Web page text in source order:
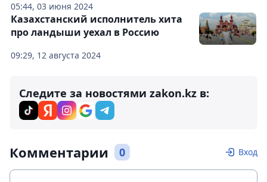
05:44, 03 июня 2024
09:29, 12 августа 2024
Казахстанский исполнитель хита
про ландыши уехал в Россию
Следите за новостями zakon.kz в:
Комментарии 0 Вход